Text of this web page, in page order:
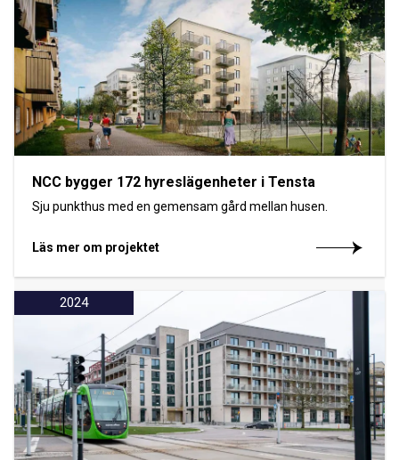
NCC bygger 172 hyreslägenheter i Tensta
Sju punkthus med en gemensam gård mellan husen.
Läs mer om projektet
2024